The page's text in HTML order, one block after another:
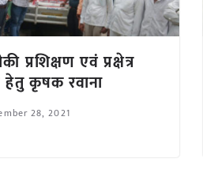
प्रशिक्षण एवं प्रक्षेत्र
हेतु कृषक रवाना
28, 2021